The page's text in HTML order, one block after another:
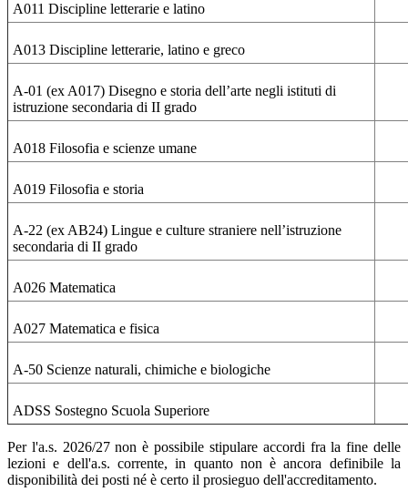
A011 Discipline letterarie e latino
A013 Discipline letterarie, latino e greco
A-01 (ex A017) Disegno e storia dell’arte negli istituti di
istruzione secondaria di II grado
A018 Filosofia e scienze umane
A019 Filosofia e storia
A-22 (ex AB24) Lingue e culture straniere nell’istruzione
secondaria di II grado
A026 Matematica
A027 Matematica e fisica
A-50 Scienze naturali, chimiche e biologiche
ADSS Sostegno Scuola Superiore
Per l'a.s. 2026/27 non è possibile stipulare accordi fra la fine delle
lezioni e dell'a.s. corrente, in quanto non è ancora definibile la
disponibilità dei posti né è certo il prosieguo dell'accreditamento.